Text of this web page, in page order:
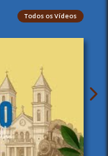
Todos os Vídeos